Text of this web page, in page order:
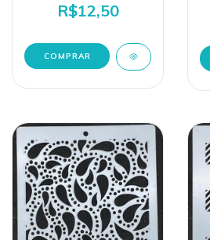
R$12,50